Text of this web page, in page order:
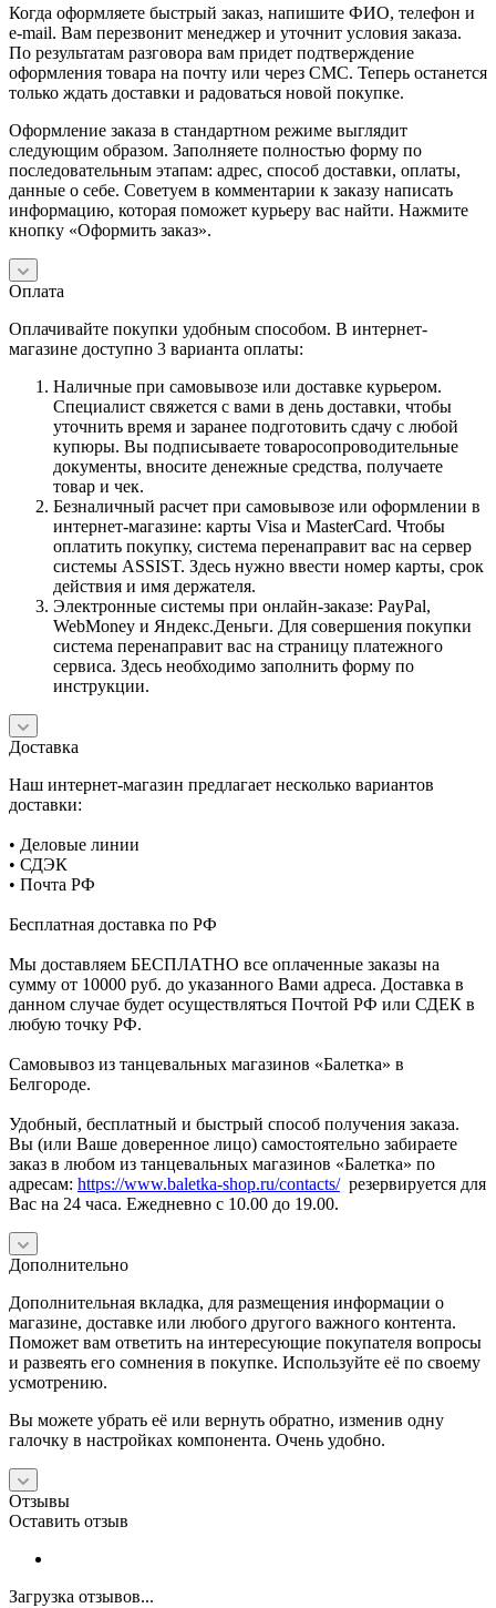
Когда оформляете быстрый заказ, напишите ФИО, телефон и
e-mail. Вам перезвонит менеджер и уточнит условия заказа.
По результатам разговора вам придет подтверждение
оформления товара на почту или через СМС. Теперь останется
только ждать доставки и радоваться новой покупке.
Оформление заказа в стандартном режиме выглядит
следующим образом. Заполняете полностью форму по
последовательным этапам: адрес, способ доставки, оплаты,
данные о себе. Советуем в комментарии к заказу написать
информацию, которая поможет курьеру вас найти. Нажмите
кнопку «Оформить заказ».
Оплата
Оплачивайте покупки удобным способом. В интернет-
магазине доступно 3 варианта оплаты:
Наличные при самовывозе или доставке курьером.
Специалист свяжется с вами в день доставки, чтобы
уточнить время и заранее подготовить сдачу с любой
купюры. Вы подписываете товаросопроводительные
документы, вносите денежные средства, получаете
товар и чек.
Безналичный расчет при самовывозе или оформлении в
интернет-магазине: карты Visa и MasterCard. Чтобы
оплатить покупку, система перенаправит вас на сервер
системы ASSIST. Здесь нужно ввести номер карты, срок
действия и имя держателя.
Электронные системы при онлайн-заказе: PayPal,
WebMoney и Яндекс.Деньги. Для совершения покупки
система перенаправит вас на страницу платежного
сервиса. Здесь необходимо заполнить форму по
инструкции.
Доставка
Наш интернет-магазин предлагает несколько вариантов
доставки:
• Деловые линии
• СДЭК
• Почта РФ
Бесплатная доставка по РФ
Мы доставляем БЕСПЛАТНО все оплаченные заказы на
сумму от 10000 руб. до указанного Вами адреса. Доставка в
данном случае будет осуществляться Почтой РФ или СДЕК в
любую точку РФ.
Самовывоз из танцевальных магазинов «Балетка» в
Белгороде.
Удобный, бесплатный и быстрый способ получения заказа.
Вы (или Ваше доверенное лицо) самостоятельно забираете
заказ в любом из танцевальных магазинов «Балетка» по
адресам: https://www.baletka-shop.ru/contacts/резервируется для
Вас на 24 часа. Ежедневно с 10.00 до 19.00.
Дополнительно
Дополнительная вкладка, для размещения информации о
магазине, доставке или любого другого важного контента.
Поможет вам ответить на интересующие покупателя вопросы
и развеять его сомнения в покупке. Используйте её по своему
усмотрению.
Вы можете убрать её или вернуть обратно, изменив одну
галочку в настройках компонента. Очень удобно.
Отзывы
Оставить отзыв
Загрузка отзывов...